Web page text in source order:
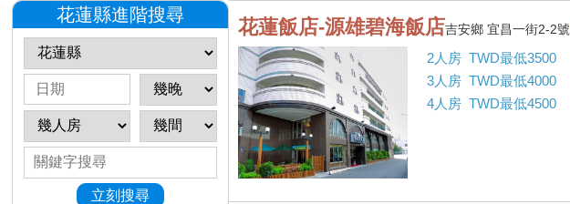
花蓮縣進階搜尋
立刻搜尋
花蓮飯店-源雄碧海飯店吉安鄉 宜昌一街2-2號
2人房 TWD最低3500
3人房 TWD最低4000
4人房 TWD最低4500